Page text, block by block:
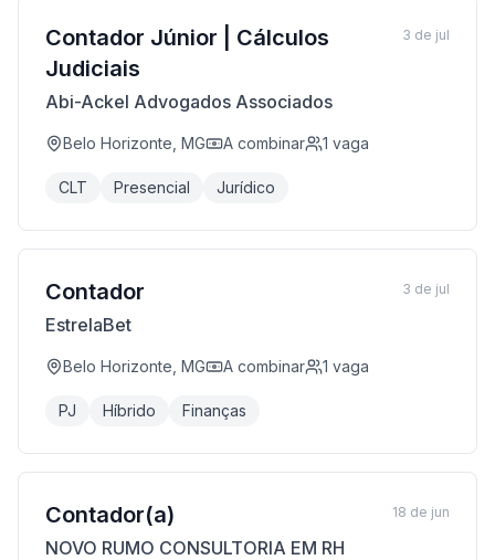
Contador Júnior | Cálculos
Judiciais
Abi-Ackel Advogados Associados
Belo Horizonte, MG A combinar 1 vaga
CLT Presencial Jurídico
3 de jul
Contador
EstrelaBet
Belo Horizonte, MG A combinar 1 vaga
PJ Híbrido Finanças
3 de jul
Contador(a)
NOVO RUMO CONSULTORIA EM RH
18 de jun